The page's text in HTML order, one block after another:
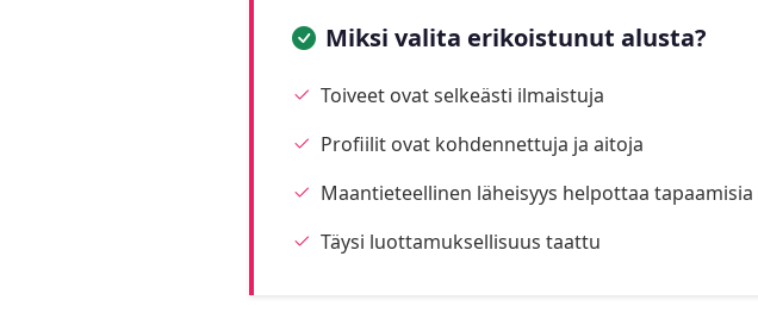
Miksi valita erikoistunut alusta?
Toiveet ovat selkeästi ilmaistuja
Profiilit ovat kohdennettuja ja aitoja
Maantieteellinen läheisyys helpottaa tapaamisia
Täysi luottamuksellisuus taattu